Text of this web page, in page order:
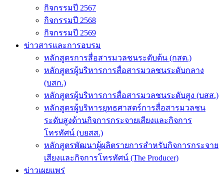
กิจกรรมปี 2567
กิจกรรมปี 2568
กิจกรรมปี 2569
ข่าวสารและการอบรม
หลักสูตรการสื่อสารมวลชนระดับต้น (กสต.)
หลักสูตรผู้บริหารการสื่อสารมวลชนระดับกลาง
(บสก.)
หลักสูตรผู้บริหารการสื่อสารมวลชนระดับสูง (บสส.)
หลักสูตรผู้บริหารยุทธศาสตร์การสื่อสารมวลชน
ระดับสูงด้านกิจการกระจายเสียงและกิจการ
โทรทัศน์ (บยสส.)
หลักสูตรพัฒนาผู้ผลิตรายการสำหรับกิจการกระจาย
เสียงและกิจการโทรทัศน์ (The Producer)
ข่าวเผยแพร่